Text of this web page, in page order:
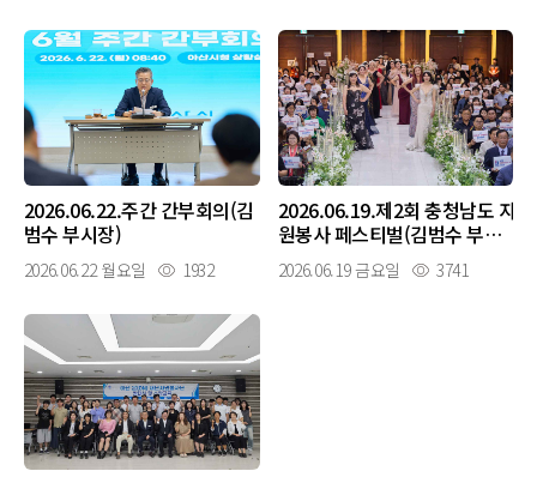
2026.06.22.주간 간부회의(김
범수 부시장)
2026.06.22 월요일 1932
2026.06.19.제2회 충청남도 자
원봉사 페스티벌(김범수 부시
장)
2026.06.19 금요일 3741